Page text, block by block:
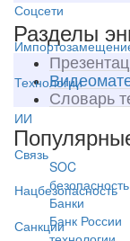
Соцсети
Технологии
ИИ
Связь
Нацбезопасность
Санкции
Разделы
Словарь
SOC
безопасность
Банки
Банк России